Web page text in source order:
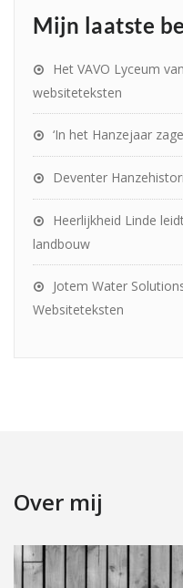
Mijn laatste
Het VAVO Lyceum
websiteteksten
‘In het Hanzejaar
Deventer
Heerlijkheid Linde
landbouw
Jotem Water
Websiteteksten
Over mij